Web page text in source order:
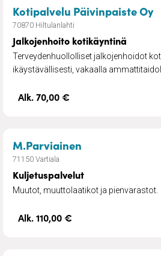
Kotipalvelu Päivinpaiste Oy
70870 Hiltulanlahti
Jalkojenhoito kotikäyntinä
Terveydenhuollolliset jalkojenhoidot
ikäystävällisesti, vakaalla
Alk. 70,00 €
M.Parviainen
71150 Vartiala
Kuljetuspalvelut
Muutot, muuttolaatikot ja pienvarastot.
Alk. 110,00 €